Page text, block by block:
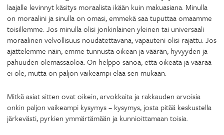
laajalle levinnyt käsitys moraalista ikään kuin makuasiana. Minulla
on moraalini ja sinulla on omasi, emmekä saa tuputtaa omaamme
toisillemme. Jos minulla olisi jonkinlainen yleinen tai universaali
moraalinen velvollisuus noudatettavana, vapauteni olisi rajattu. Jos
ajattelemme näin, emme tunnusta oikean ja väärän, hyvyyden ja
pahuuden olemassaoloa. On helppo sanoa, että oikeata ja väärää
ei ole, mutta on paljon vaikeampi elää sen mukaan.
Mitkä asiat sitten ovat oikein, arvokkaita ja rakkauden arvoisia
onkin paljon vaikeampi kysymys – kysymys, josta pitää keskustella
järkevästi, pyrkien ymmärtämään ja kunnioittamaan toisia.